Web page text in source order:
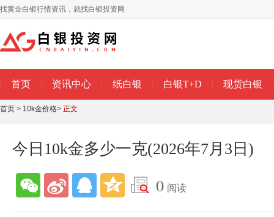
找黄金白银行情资讯，就找白银投资网
首页 资讯中心 纸白银 白银T+D 现货白银
首页 > 10k金价格> 正文
今日10k金多少一克(2026年7月3日)
0 阅读